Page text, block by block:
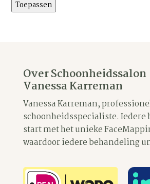
Toepassen
Over Schoonheidssalon
Vanessa Karreman
Vanessa Karreman,
schoonheidsspecialiste.
start met het unieke
waardoor iedere behandeling